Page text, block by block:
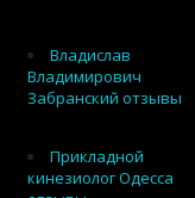
Владислав
Владимирович
Забранский отзывы
Прикладной
кинезиолог Одесса